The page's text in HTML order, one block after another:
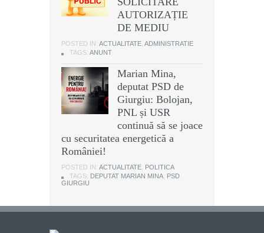
AUTORIZAȚIE
DE MEDIU
POSTED IN: ACTUALITATE ADMINISTRATIE
TAGS: ANUNT
Marian Mina,
deputat PSD de
Giurgiu: Bolojan,
PNL și USR
continuă să se joace
cu securitatea energetică a
României!
POSTED IN: ACTUALITATE POLITICA
TAGS: DEPUTAT MARIAN MINA PSD
GIURGIU